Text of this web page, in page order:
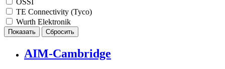
TE Connectivity (Tyco)
Wurth Elektronik
AIM-Cambridge